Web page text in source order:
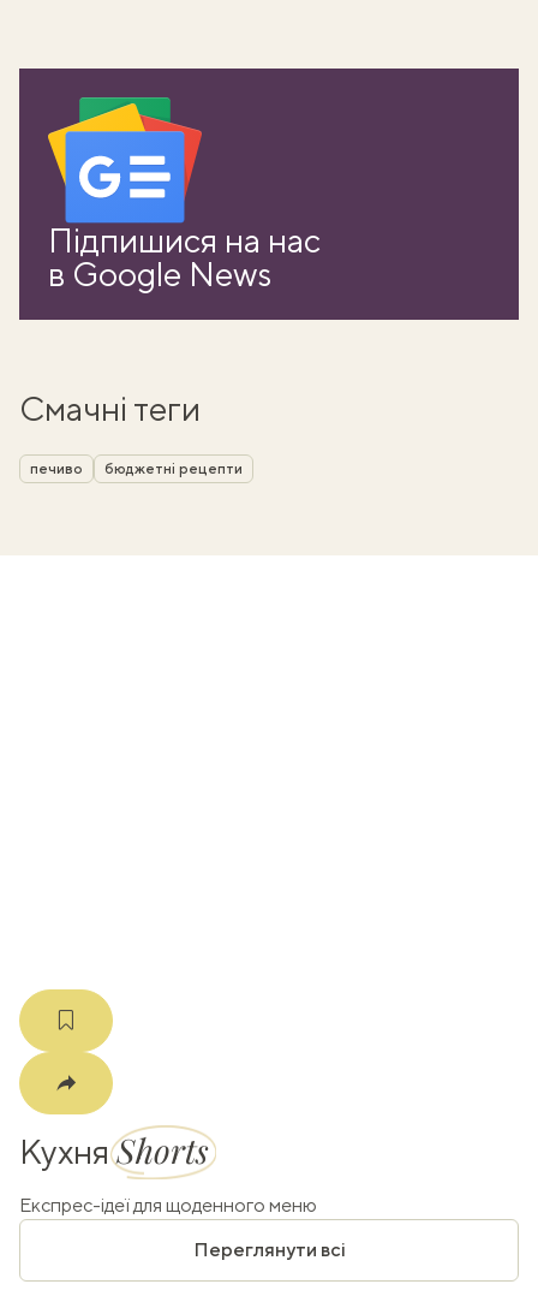
Підпишися на нас
в Google News
Смачні теги
печиво бюджетні рецепти
КухняShorts
Експрес-ідеї для щоденного меню
Переглянути всі